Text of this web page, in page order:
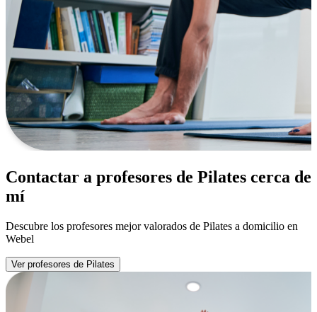
Contactar a profesores de Pilates cerca de
mí
Descubre los profesores mejor valorados de Pilates a domicilio en
Webel
Ver profesores de Pilates